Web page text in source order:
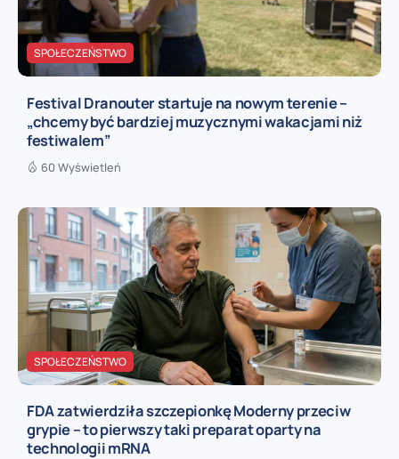
SPOŁECZEŃSTWO
Festival Dranouter startuje na nowym terenie –
„chcemy być bardziej muzycznymi wakacjami niż
festiwalem”
60 Wyświetleń
SPOŁECZEŃSTWO
FDA zatwierdziła szczepionkę Moderny przeciw
grypie – to pierwszy taki preparat oparty na
technologii mRNA